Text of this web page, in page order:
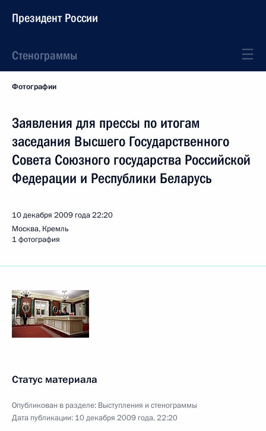
Президент России
Стенограммы
Фотографии
Заявления для прессы по итогам
заседания Высшего Государственного
Совета Союзного государства Российской
Федерации и Республики Беларусь
10 декабря 2009 года22:20
Москва, Кремль
1 фотография
Статус материала
Опубликован в разделе: Выступления и стенограммы
Дата публикации: 10 декабря 2009 года, 22:20